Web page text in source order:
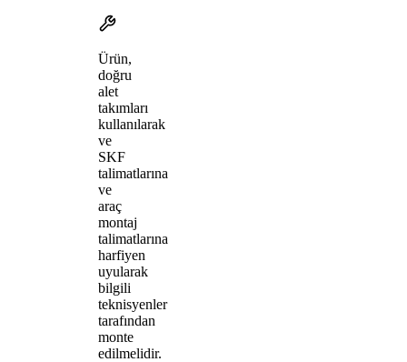
Ürün,
doğru
alet
takımları
kullanılarak
ve
SKF
talimatlarına
ve
araç
montaj
talimatlarına
harfiyen
uyularak
bilgili
teknisyenler
tarafından
monte
edilmelidir.